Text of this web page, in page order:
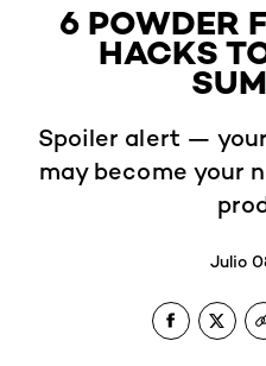
6 POWDER
HACKS
Spoiler alert —
may become your
Julio